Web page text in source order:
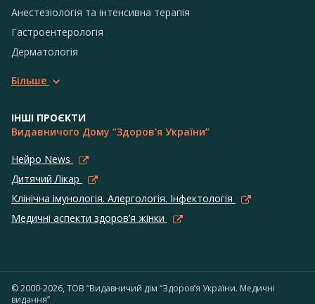
Анестезіологія та інтенсивна терапія
Гастроентерологія
Дерматологія
Більше
ІНШІ ПРОЄКТИ
Видавничого Дому “Здоров’я України”
Нейро News
Дитячий Лікар
Клінічна імунологія. Алергологія. Інфектологія
Медичні аспекти здоров’я жінки
© 2000-2026, ТОВ “Видавничий дім “Здоров’я України. Медичні
видання”